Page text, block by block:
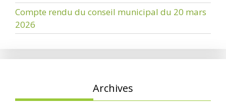
Compte rendu du conseil municipal du 20 mars
2026
Archives